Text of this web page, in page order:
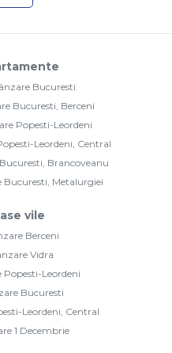
Bucuresti
Bucuresti, Berceni
Popesti-Leordeni
Leordeni, Central
Brancoveanu
Metalurgiei
vile
Berceni
Vidra
Popesti-Leordeni
Bucuresti
Leordeni, Central
1 Decembrie